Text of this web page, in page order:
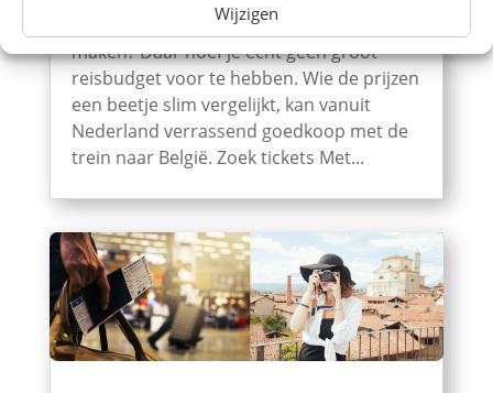
Wijzigen
een hotel boeken en er een weekend van
maken? Daar hoef je echt geen groot
reisbudget voor te hebben. Wie de prijzen
een beetje slim vergelijkt, kan vanuit
Nederland verrassend goedkoop met de
trein naar België. Zoek tickets Met...